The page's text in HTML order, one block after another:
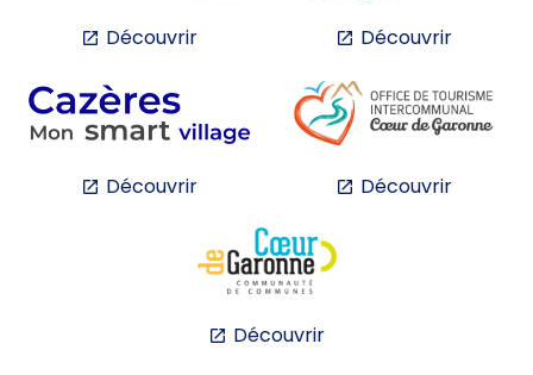
Découvrir Découvrir
Découvrir Découvrir
Découvrir